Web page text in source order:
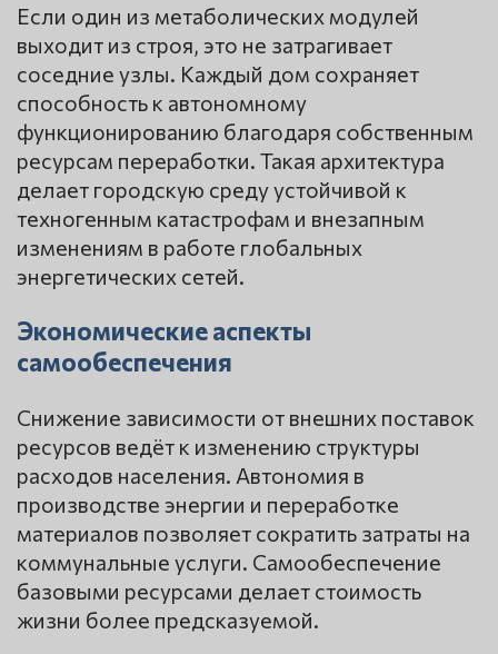
Если один из метаболических модулей
выходит из строя, это не затрагивает
соседние узлы. Каждый дом сохраняет
способность к автономному
функционированию благодаря собственным
ресурсам переработки. Такая архитектура
делает городскую среду устойчивой к
техногенным катастрофам и внезапным
изменениям в работе глобальных
энергетических сетей.
Экономические аспекты
самообеспечения
Снижение зависимости от внешних поставок
ресурсов ведёт к изменению структуры
расходов населения. Автономия в
производстве энергии и переработке
материалов позволяет сократить затраты на
коммунальные услуги. Самообеспечение
базовыми ресурсами делает стоимость
жизни более предсказуемой.